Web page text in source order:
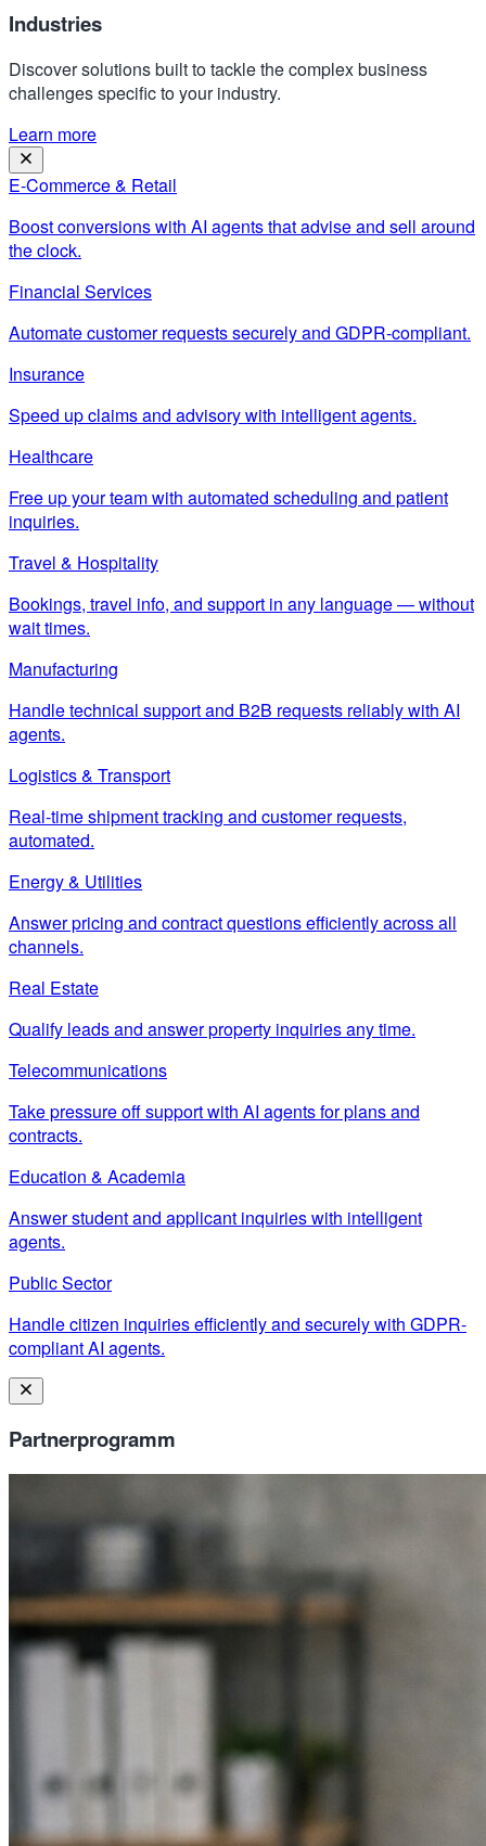
Industries
Discover solutions built to tackle the complex business
challenges specific to your industry.
Learn more
E-Commerce & Retail
Boost conversions with AI agents that advise and sell around
the clock.
Financial Services
Automate customer requests securely and GDPR-compliant.
Insurance
Speed up claims and advisory with intelligent agents.
Healthcare
Free up your team with automated scheduling and patient
inquiries.
Travel & Hospitality
Bookings, travel info, and support in any language — without
wait times.
Manufacturing
Handle technical support and B2B requests reliably with AI
agents.
Logistics & Transport
Real-time shipment tracking and customer requests,
automated.
Energy & Utilities
Answer pricing and contract questions efficiently across all
channels.
Real Estate
Qualify leads and answer property inquiries any time.
Telecommunications
Take pressure off support with AI agents for plans and
contracts.
Education & Academia
Answer student and applicant inquiries with intelligent
agents.
Public Sector
Handle citizen inquiries efficiently and securely with GDPR-
compliant AI agents.
Partnerprogramm